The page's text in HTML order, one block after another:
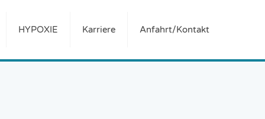
HYPOXIE Karriere Anfahrt/Kontakt